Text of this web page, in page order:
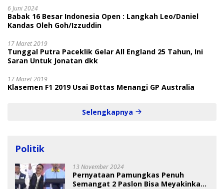
6 Juni 2024
Babak 16 Besar Indonesia Open : Langkah Leo/Daniel
Kandas Oleh Goh/Izzuddin
17 Maret 2019
Tunggal Putra Paceklik Gelar All England 25 Tahun, Ini
Saran Untuk Jonatan dkk
17 Maret 2019
Klasemen F1 2019 Usai Bottas Menangi GP Australia
Selengkapnya
Politik
13 November 2024
Pernyataan Pamungkas Penuh
Semangat 2 Paslon Bisa Meyakinkan